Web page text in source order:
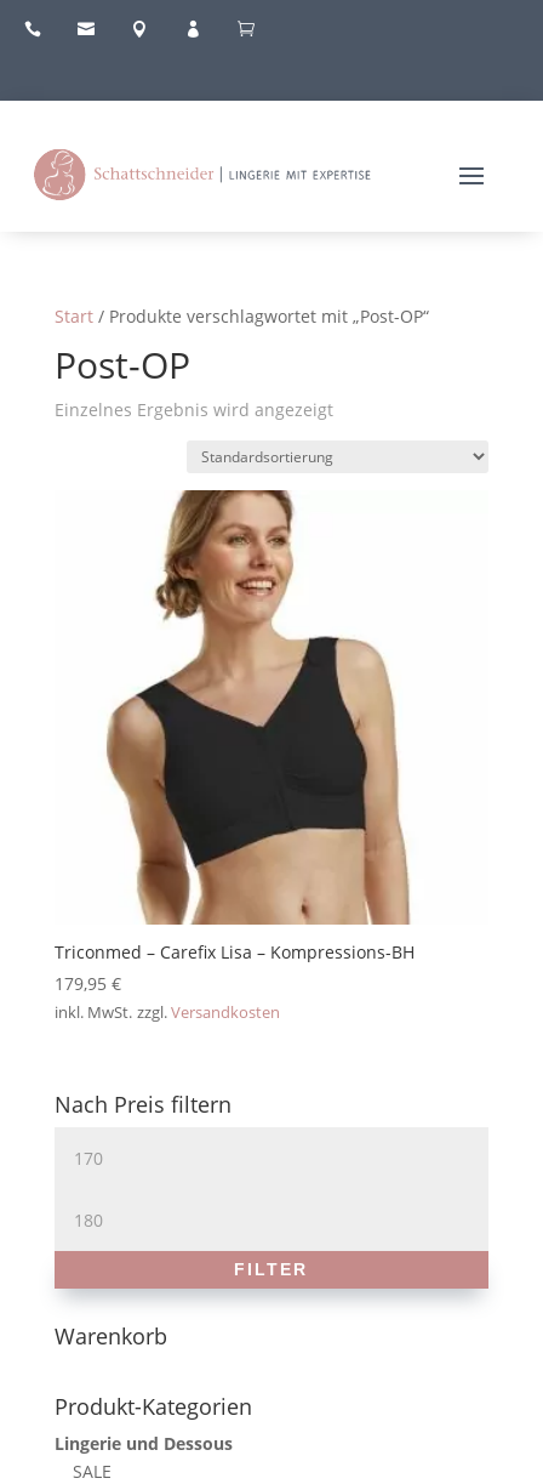
    
Start/ Produkte verschlagwortet mit „Post-OP“
Post-OP
Einzelnes Ergebnis wird angezeigt
Triconmed – Carefix Lisa – Kompressions-BH
179,95 €
inkl. MwSt. zzgl.Versandkosten
Nach Preis filtern
FILTER
Warenkorb
Produkt-Kategorien
Lingerie und Dessous
SALE